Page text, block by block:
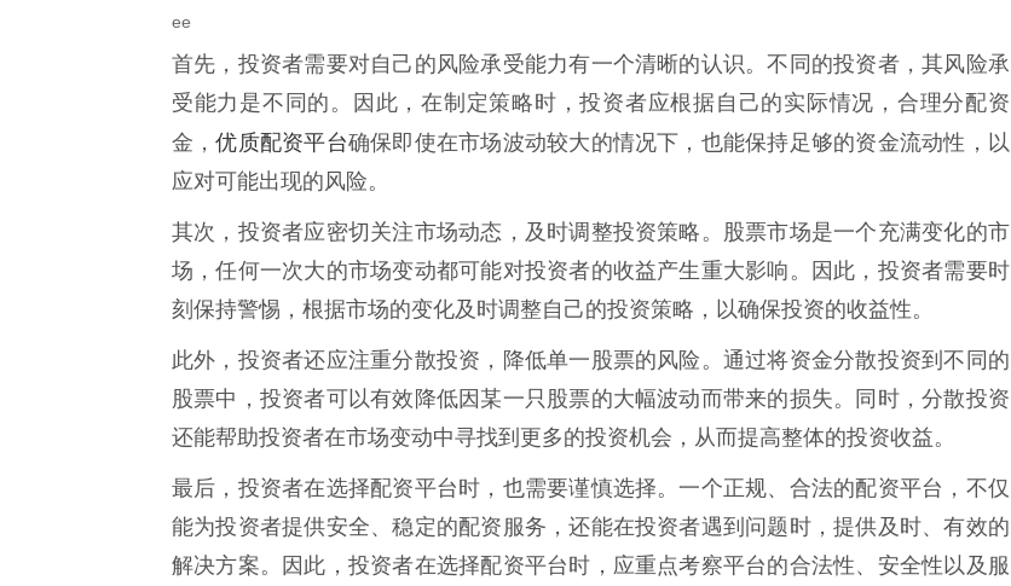
ee
首先，投资者需要对自己的风险承受能力有一个清晰的认识。不同的投资者，其风险承
受能力是不同的。因此，在制定策略时，投资者应根据自己的实际情况，合理分配资
金，优质配资平台确保即使在市场波动较大的情况下，也能保持足够的资金流动性，以
应对可能出现的风险。
其次，投资者应密切关注市场动态，及时调整投资策略。股票市场是一个充满变化的市
场，任何一次大的市场变动都可能对投资者的收益产生重大影响。因此，投资者需要时
刻保持警惕，根据市场的变化及时调整自己的投资策略，以确保投资的收益性。
此外，投资者还应注重分散投资，降低单一股票的风险。通过将资金分散投资到不同的
股票中，投资者可以有效降低因某一只股票的大幅波动而带来的损失。同时，分散投资
还能帮助投资者在市场变动中寻找到更多的投资机会，从而提高整体的投资收益。
最后，投资者在选择配资平台时，也需要谨慎选择。一个正规、合法的配资平台，不仅
能为投资者提供安全、稳定的配资服务，还能在投资者遇到问题时，提供及时、有效的
解决方案。因此，投资者在选择配资平台时，应重点考察平台的合法性、安全性以及服